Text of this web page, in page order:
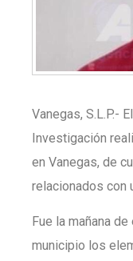
Vanegas, S.L.P.-
Investigación
en Vanegas, de
relacionados con
Fue la mañana
municipio los